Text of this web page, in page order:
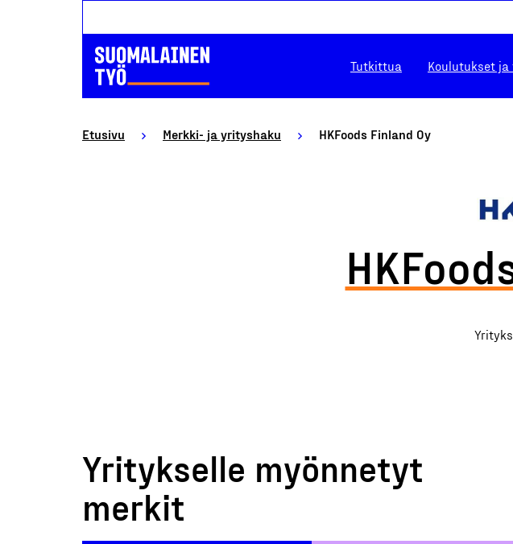
Tutkittua Koulutukset
Etusivu Merkki- ja yrityshaku HKFoods Finland Oy
Yritykselle myönnetyt
merkit